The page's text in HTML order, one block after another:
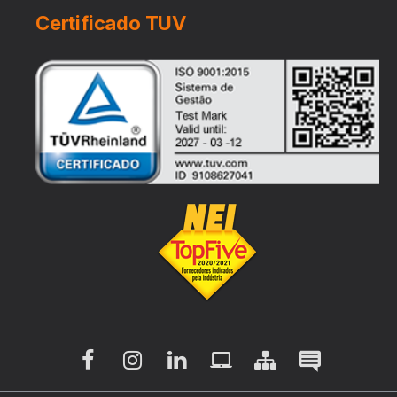
Certificado TUV